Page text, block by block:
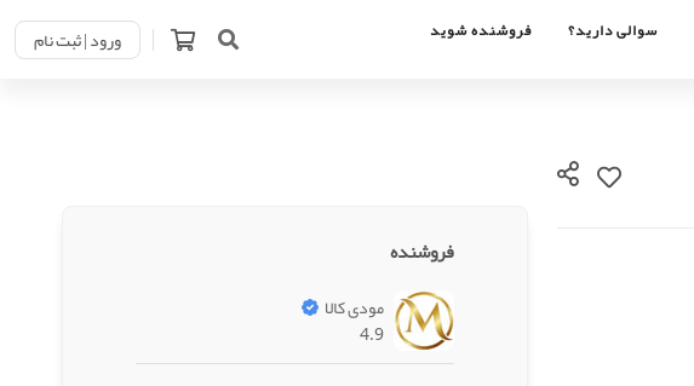
سوالی دارید؟ فروشنده شوید ورود | ثبت نام
فروشنده
مودی کالا
4.9